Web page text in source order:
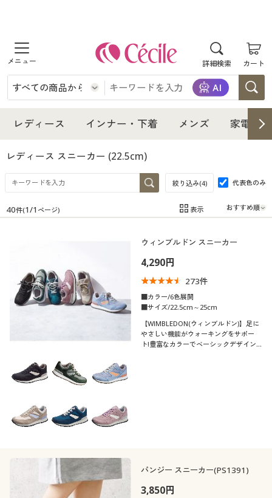
詳細検索 カート
商品を探す
レディース
レディースファッション
女性下着
インナー・下着
インナー・下着通販すべて
女性下着
メンズ下着
メンズ
メンズ通販すべて
メンズファッション
家電・雑貨
家電・雑貨すべて
キッチン・雑貨・日用品
寝具・インテリア・家具
家具・収納
美容・健康通販すべて
制服・スクール
ジュニア・ティーンズ下着
大きいサイズ レディース服
大きいサイズ レディース下着
大きいサイズ メンズ
大きいサイズ 事務・制服
バーゲンセール
シークレットセール
詳細検索
商品カテゴリ一覧
カタログ・チラシからのご注文
レディース インナー・下着 メンズ 家電・
レディース スニーカー (22.5cm)
絞り込み(4) 代表色のみ
在庫 在庫のある商品のみ表示
(4〜4.9)
25 25.5
カラー
40件(1/1 ページ) 表示
ウィンブルドン スニーカー
4,290円
273件
■カラー/6色展開
■サイズ/22.5cm～25cm
【WIMBLEDON(ウィンブルドン)】足に
やさしい機能がウォーキングをサポー
ト!豊富なカラーでベーシックデザイン
パンジー スニーカー(PS1391)
3,850円